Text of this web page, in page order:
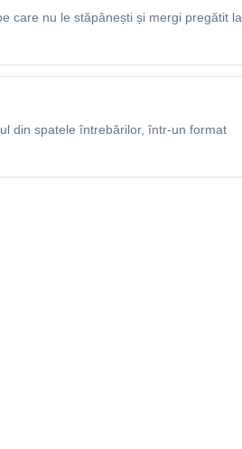
care nu le stăpânești și mergi pregătit la
din spatele întrebărilor, într-un format